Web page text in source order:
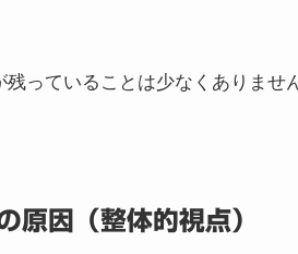
っていることは少なくありませ
原因（整体的視点）